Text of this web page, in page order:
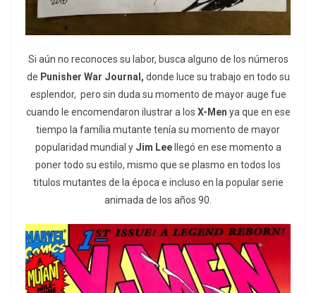
Si aún no reconoces su labor, busca alguno de los números
de Punisher War Journal, donde luce su trabajo en todo su
esplendor, pero sin duda su momento de mayor auge fue
cuando le encomendaron ilustrar a los X-Men ya que en ese
tiempo la família mutante tenía su momento de mayor
popularidad mundial y Jim Leellegó en ese momento a
poner todo su estilo, mismo que se plasmo en todos los
titulos mutantes de la época e incluso en la popular serie
animada de los años 90.